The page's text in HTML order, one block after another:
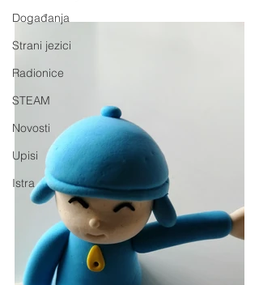
Događanja
Strani jezici
Radionice
STEAM
Novosti
Upisi
Istra